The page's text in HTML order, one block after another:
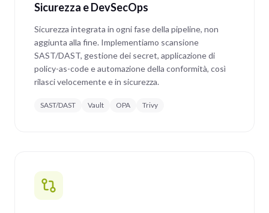
Sicurezza e DevSecOps
Sicurezza integrata in ogni fase della pipeline, non
aggiunta alla fine. Implementiamo scansione
SAST/DAST, gestione dei secret, applicazione di
policy-as-code e automazione della conformità, così
rilasci velocemente e in sicurezza.
SAST/DAST Vault OPA Trivy